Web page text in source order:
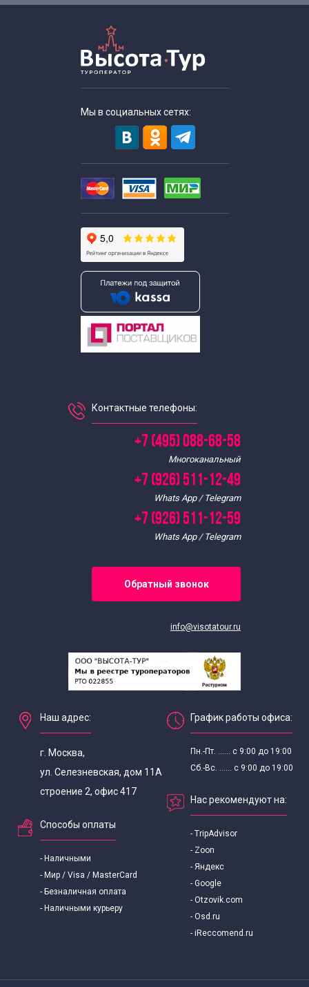
С мастер классом
Интересные
Экскурсии для школьников 8 класса
Мы в социальных сетях:
Контактные телефоны:
+7 (495) 088-68-58
Многоканальный
+7 (926) 511-12-49
Whats App / Telegram
+7 (926) 511-12-59
Whats App / Telegram
Обратный звонок
info@visotatour.ru
Наш адрес:
г. Москва,
ул. Селезневская, дом 11А
строение 2, офис 417
Способы оплаты
- Наличными
- Мир / Visa / MasterCard
- Безналичная оплата
- Наличными курьеру
График работы офиса:
Пн.-Пт. ...... с 9:00 до 19:00
Сб.-Вс. ...... с 9:00 до 19:00
Нас рекомендуют на:
- TripAdvisor
- Zoon
- Яндекс
- Google
- Otzovik.com
- Osd.ru
- iReccomend.ru